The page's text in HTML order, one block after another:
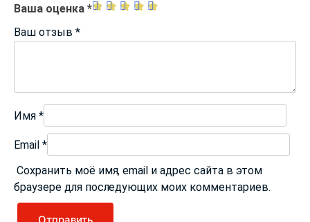
Ваша оценка *
Ваш отзыв *
Имя *
Email *
Сохранить моё имя, email и адрес сайта в этом
браузере для последующих моих комментариев.